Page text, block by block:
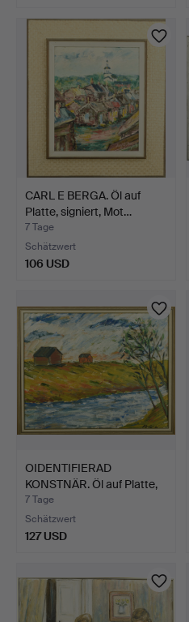
CARL E BERGA. Öl auf
Platte, signiert, Mot…
7 Tage
Schätzwert
106 USD
OIDENTIFIERAD
KONSTNÄR. Öl auf Platte,
sig…
7 Tage
Schätzwert
127 USD